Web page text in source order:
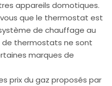
appareils domotiques.
que le thermostat est
de chauffage au
de thermostats ne sont
marques de
prix du gaz proposés par